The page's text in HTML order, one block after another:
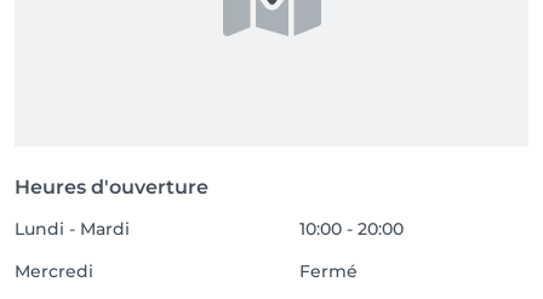
Heures d'ouverture
Lundi - Mardi
10:00 - 20:00
Mercredi
Fermé